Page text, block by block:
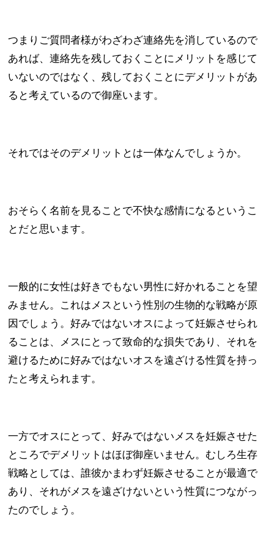
つまりご質問者様がわざわざ連絡先を消しているので
あれば、連絡先を残しておくことにメリットを感じて
いないのではなく、残しておくことにデメリットがあ
ると考えているので御座います。
それではそのデメリットとは一体なんでしょうか。
おそらく名前を見ることで不快な感情になるというこ
とだと思います。
一般的に女性は好きでもない男性に好かれることを望
みません。これはメスという性別の生物的な戦略が原
因でしょう。好みではないオスによって妊娠させられ
ることは、メスにとって致命的な損失であり、それを
避けるために好みではないオスを遠ざける性質を持っ
たと考えられます。
一方でオスにとって、好みではないメスを妊娠させた
ところでデメリットはほぼ御座いません。むしろ生存
戦略としては、誰彼かまわず妊娠させることが最適で
あり、それがメスを遠ざけないという性質につながっ
たのでしょう。